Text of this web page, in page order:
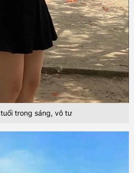
trong sáng, vô tư